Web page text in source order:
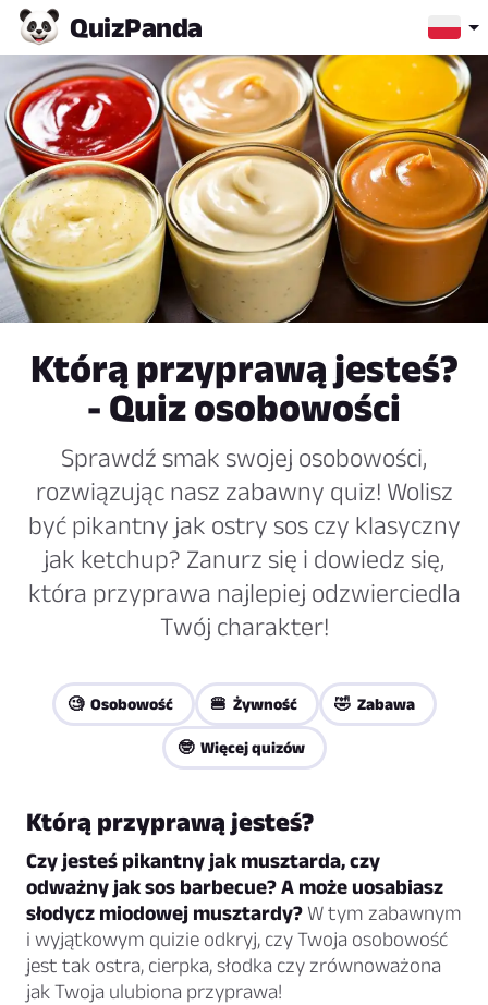
QuizPanda
Którą przyprawą jesteś?
- Quiz osobowości
Sprawdź smak swojej osobowości,
rozwiązując nasz zabawny quiz! Wolisz
być pikantny jak ostry sos czy klasyczny
jak ketchup? Zanurz się i dowiedz się,
która przyprawa najlepiej odzwierciedla
Twój charakter!
🧐 Osobowość 🍔 Żywność 🤣 Zabawa
🤓 Więcej quizów
Którą przyprawą jesteś?
Czy jesteś pikantny jak musztarda, czy
odważny jak sos barbecue? A może uosabiasz
słodycz miodowej musztardy?W tym zabawnym
i wyjątkowym quizie odkryj, czy Twoja osobowość
jest tak ostra, cierpka, słodka czy zrównoważona
jak Twoja ulubiona przyprawa!